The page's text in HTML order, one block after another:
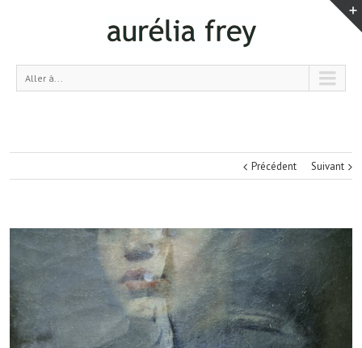
Aller à...
Précédent Suivant